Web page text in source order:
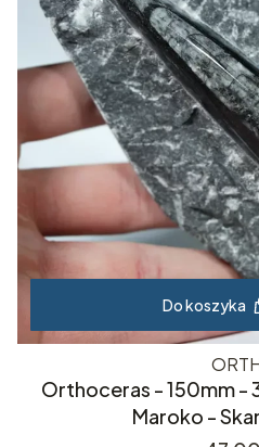
Do koszyka
Orthoceras - 150mm -
Maroko -